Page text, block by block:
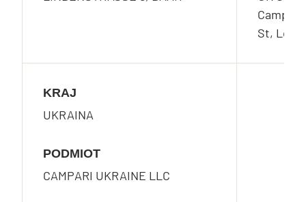
Campari
St,
KRAJ
UKRAINA
PODMIOT
CAMPARI UKRAINE LLC